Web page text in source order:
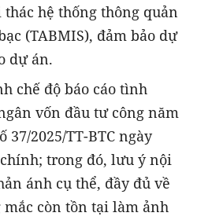
hệ thống thông quản
(TABMIS), đảm bảo dự
dự án.
chế độ báo cáo tình
vốn đầu tư công năm
37/2025/TT-BTC ngày
chính; trong đó, lưu ý nội
ánh cụ thể, đầy đủ về
còn tồn tại làm ảnh